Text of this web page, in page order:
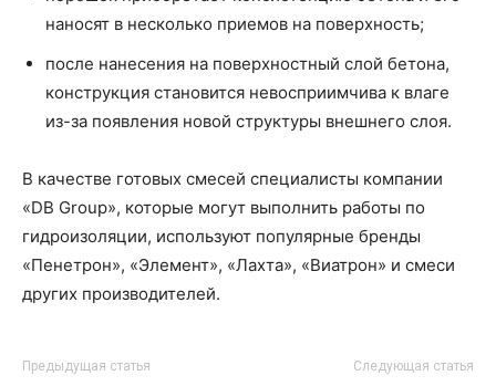
наносят в несколько приемов на поверхность;
после нанесения на поверхностный слой бетона,
конструкция становится невосприимчива к влаге
из-за появления новой структуры внешнего слоя.
В качестве готовых смесей специалисты компании
«DB Group», которые могут выполнить работы по
гидроизоляции, используют популярные бренды
«Пенетрон», «Элемент», «Лахта», «Виатрон» и смеси
других производителей.
Предыдущая статья Следующая статья